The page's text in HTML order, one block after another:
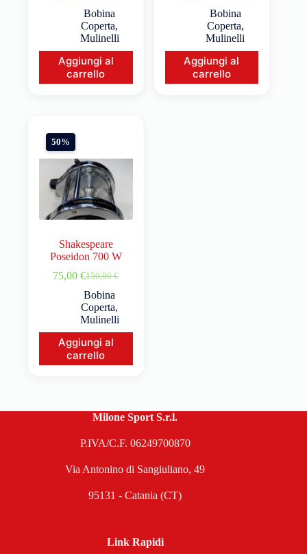
Bobina
Coperta,
Mulinelli
Aggiungi al
carrello
Bobina
Coperta,
Mulinelli
Aggiungi al
carrello
50%
Shakespeare
Poseidon 700 W
150,00€
75,00€
Bobina
Coperta,
Mulinelli
Aggiungi al
carrello
Milone Sport S.r.l.
P.IVA/C.F. 06249700870
Via Antonino di Sangiuliano, 49
95131 - Catania (CT)
Link Rapidi